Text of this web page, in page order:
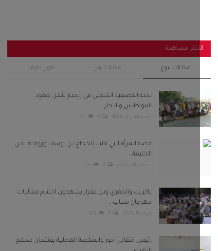
مشاهدة
هذا الاسبوع هذا الشهر طول الوقت
لجنة التصعيد الشعبي في زنجبار تثمن جهود
المواطنين والتجار...
أغسطس 6, 2026 0
121
قصة المرأة التي اذلت الحجاج بن يوسف وزواجها من
الخليفة...
0
116
باكريت والجفري وبن عفرار يشهدون اختتام فعاليات
مهرجان شباب...
فبراير 13, 2025 0
105
رئيس انتقالي أحور والسلطة المحلية يفتتحان مجمع